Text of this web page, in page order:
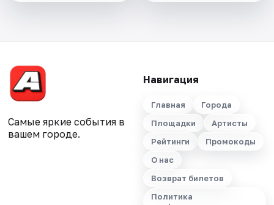
Самые яркие события в
вашем городе.
Навигация
Главная
Города
Площадки
Артисты
Рейтинги
Промокоды
О нас
Возврат билетов
Политика